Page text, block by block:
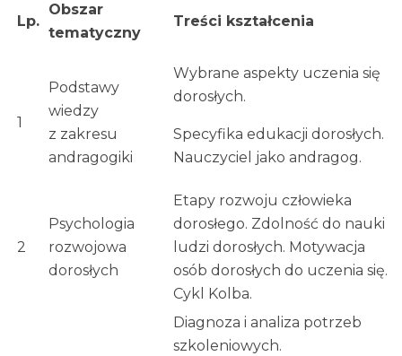
Lp.
Obszar
tematyczny
Treści kształcenia
1
Podstawy
wiedzy
z zakresu
andragogiki
Wybrane aspekty uczenia się
dorosłych.
Specyfika edukacji dorosłych.
Nauczyciel jako andragog.
2
Psychologia
rozwojowa
dorosłych
Etapy rozwoju człowieka
dorosłego. Zdolność do nauki
ludzi dorosłych. Motywacja
osób dorosłych do uczenia się.
Cykl Kolba.
Diagnoza i analiza potrzeb
szkoleniowych.